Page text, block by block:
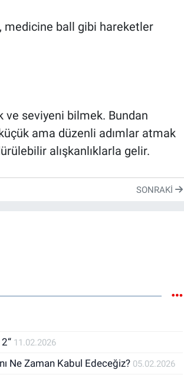
medicine ball gibi hareketler
ve seviyeni bilmek. Bundan
ama düzenli adımlar atmak
alışkanlıklarla gelir.
SONRAKI
11.02.2026
Ne Zaman Kabul Edeceğiz? 05.02.2026